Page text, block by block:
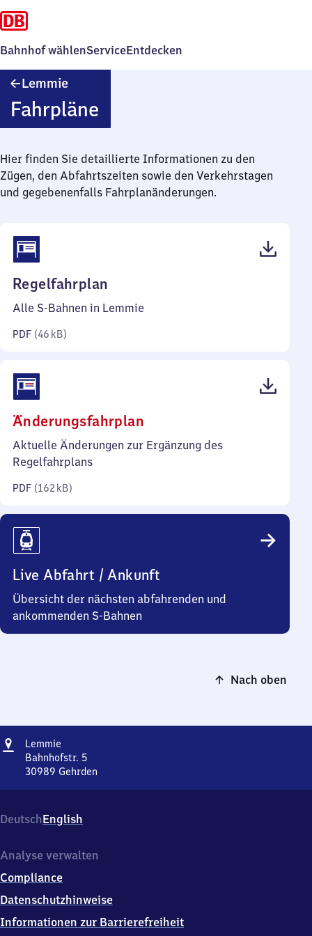
Bahnhof wählenServiceEntdecken
Lemmie
Fahrpläne
Hier finden Sie detaillierte Informationen zu den
Zügen, den Abfahrtszeiten sowie den Verkehrstagen
und gegebenenfalls Fahrplanänderungen.
Regelfahrplan
46
Alle S-Bahnen in Lemmie
PDF (46 kB)
Änderungsfahrplan
162
Aktuelle Änderungen zur Ergänzung des
Regelfahrplans
PDF (162 kB)
Live Abfahrt / Ankunft
Übersicht der nächsten abfahrenden und
ankommenden S-Bahnen
Nach oben
Adresse
Lemmie
Bahnhofstr. 5
30989 Gehrden
5,
3
9
9
Gehrden
DeutschEnglish
Analyse verwalten
Compliance
Datenschutzhinweise
Informationen zur Barrierefreiheit